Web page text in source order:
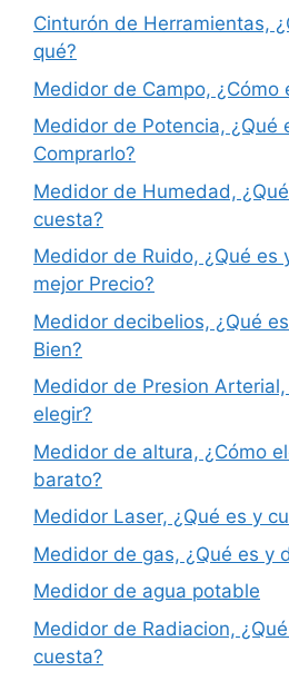
Cinturón de Herramientas,
qué?
Medidor de Campo, ¿Cómo
Medidor de Potencia, ¿Qué
Comprarlo?
Medidor de Humedad,
cuesta?
Medidor de Ruido, ¿Qué es
mejor Precio?
Medidor decibelios, ¿Qué
Bien?
Medidor de Presion
elegir?
Medidor de altura, ¿Cómo
barato?
Medidor Laser, ¿Qué es y
Medidor de gas, ¿Qué es y
Medidor de agua potable
Medidor de Radiacion,
cuesta?